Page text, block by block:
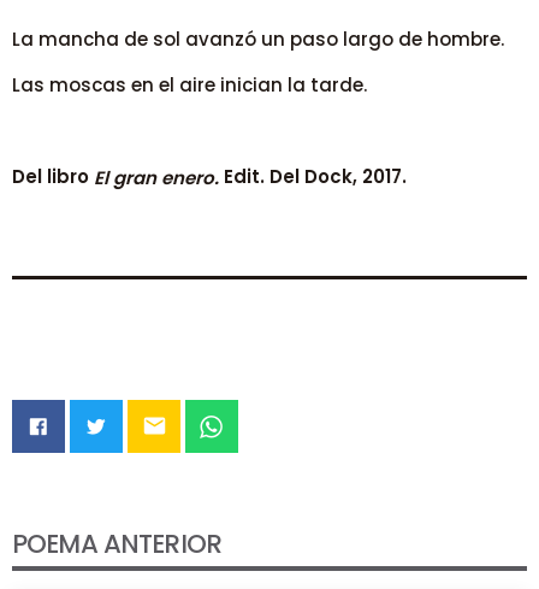
La mancha de sol avanzó un paso largo de hombre.
Las moscas en el aire inician la tarde.
Del libro El gran enero. Edit. Del Dock, 2017.
email
POEMA ANTERIOR